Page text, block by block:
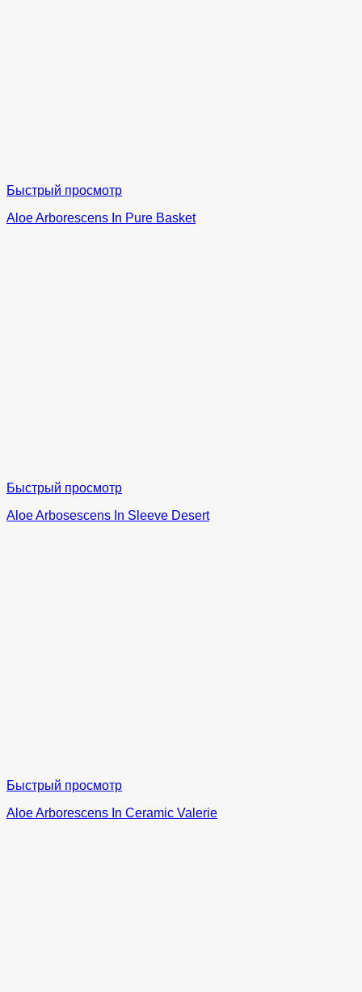
Быстрый просмотр
Aloe Arborescens In Pure Basket
Быстрый просмотр
Aloe Arbosescens In Sleeve Desert
Быстрый просмотр
Aloe Arborescens In Ceramic Valerie